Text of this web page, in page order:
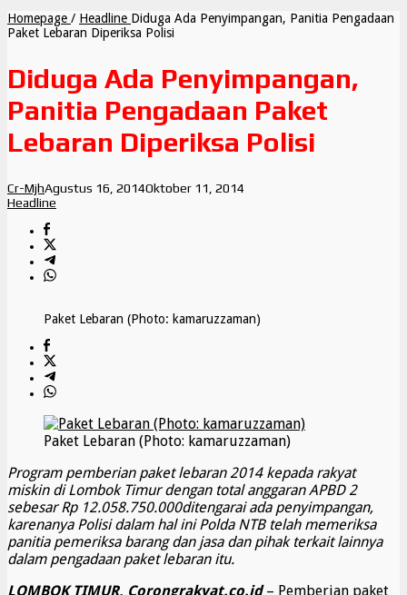
Homepage / Headline Diduga Ada Penyimpangan, Panitia Pengadaan
Paket Lebaran Diperiksa Polisi
Diduga Ada Penyimpangan,
Panitia Pengadaan Paket
Lebaran Diperiksa Polisi
Cr-MjhAgustus 16, 2014Oktober 11, 2014
Headline
Paket Lebaran (Photo: kamaruzzaman)
Paket Lebaran (Photo: kamaruzzaman)
Program pemberian paket lebaran 2014 kepada rakyat
miskin di Lombok Timur dengan total anggaran APBD 2
sebesar Rp 12.058.750.000ditengarai ada penyimpangan,
karenanya Polisi dalam hal ini Polda NTB telah memeriksa
panitia pemeriksa barang dan jasa dan pihak terkait lainnya
dalam pengadaan paket lebaran itu.
LOMBOK TIMUR, Corongrakyat.co.id– Pemberian paket